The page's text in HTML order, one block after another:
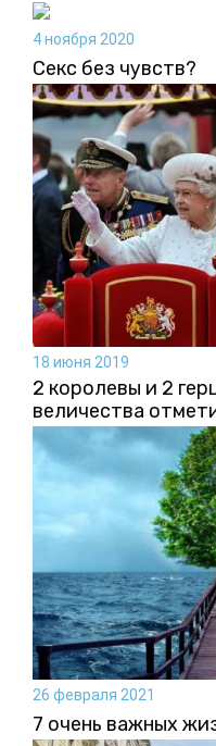
4 ноября 2020
Секс без чувств?
18 июня 2019
2 королевы и 2
величества
26 февраля 2021
7 очень важных